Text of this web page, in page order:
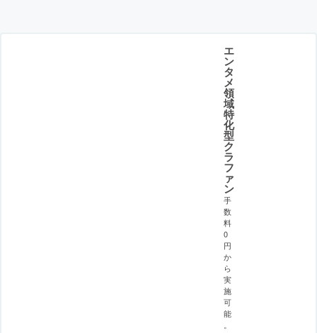
エ
ン
タ
メ
領
域
特
化
型
ク
ラ
フ
ァ
ン
手
数
料
0
円
か
ら
実
施
可
能